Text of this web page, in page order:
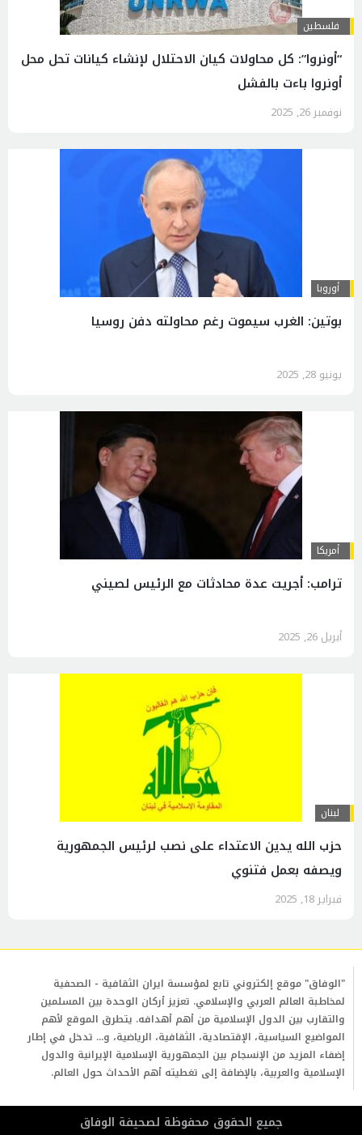
فلسطين
“أونروا”: كل محاولات كيان الاحتلال لإنشاء كيانات تحل محل
أونروا باءت بالفشل
نوفمبر 26, 2025
أوروبا
بوتين: الغرب سيموت رغم محاولته دفن روسيا
يونيو 28, 2025
أمريكا
ترامب: أجريت عدة محادثات مع الرئيس لصيني
أبريل 26, 2025
لبنان
حزب الله يدين الاعتداء على نصب لرئيس الجمهورية
ويصفه بعمل فتنوي
فبراير 18, 2025
"الوفاق" موقع إلكتروني تابع لمؤسسة ايران الثقافية - الصحفية
لمخاطبة العالم العربي والإسلامي. تعزيز أركان الوحدة بين المسلمين
والتقارب بين الدول الإسلامية من أهم أهدافه. يتطرق الموقع لأهم
المواضيع السياسية، الإقتصادية، الثقافية، الرياضية، و... تدخل في إطار
إضفاء المزيد من الإنسجام بين الجمهورية الإسلامية الإيرانية والدول
الإسلامية والعربية، بالإضافة إلى تغطيته أهم الأحداث حول العالم.
جمیع الحقوق محفوظة لصحیفة الوفاق